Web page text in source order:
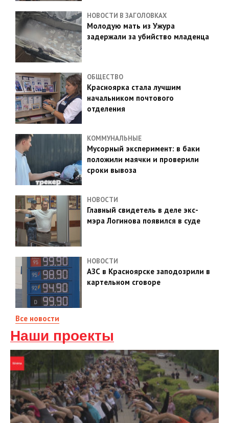
НОВОСТИ В ЗАГОЛОВКАХ
Молодую мать из Ужура
задержали за убийство младенца
ОБЩЕСТВО
Красноярка стала лучшим
начальником почтового
отделения
КОММУНАЛЬНЫЕ
Мусорный эксперимент: в баки
положили маячки и проверили
сроки вывоза
НОВОСТИ
Главный свидетель в деле экс-
мэра Логинова появился в суде
НОВОСТИ
АЗС в Красноярске заподозрили в
картельном сговоре
Все новости
Наши проекты